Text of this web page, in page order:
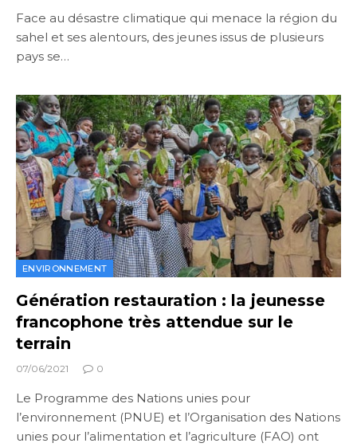
Face au désastre climatique qui menace la région du
sahel et ses alentours, des jeunes issus de plusieurs
pays se…
ENVIRONNEMENT
Génération restauration : la jeunesse
francophone très attendue sur le
terrain
07/06/2021 0
Le Programme des Nations unies pour
l’environnement (PNUE) et l’Organisation des Nations
unies pour l’alimentation et l’agriculture (FAO) ont